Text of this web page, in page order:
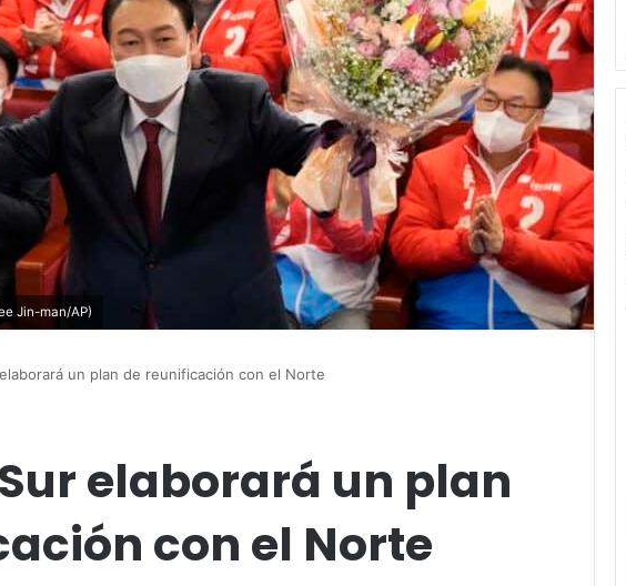
Jin-man/AP)
un plan de reunificación con el Norte
elaborará un plan
con el Norte